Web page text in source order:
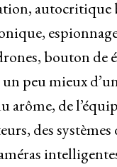
autocritique
bouton de
peu mieux
arôme, de
des